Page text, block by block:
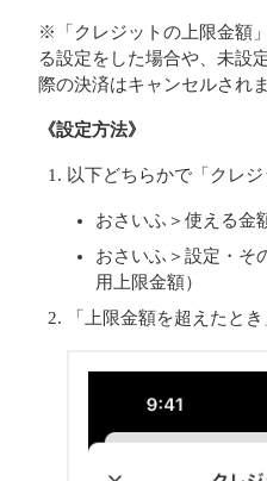
※「クレジットの上限金額
る設定をした場合や、未設
際の決済はキャンセルされ
《設定方法》
以下どちらかで「クレ
おさいふ＞使える金
おさいふ＞設定・そ
用上限金額）
「上限金額を超えたと